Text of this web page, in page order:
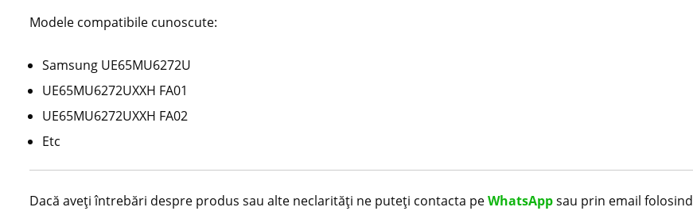
Modele compatibile cunoscute:
Samsung UE65MU6272U
UE65MU6272UXXH FA01
UE65MU6272UXXH FA02
Etc
Dacă aveți întrebări despre produs sau alte neclarități ne puteți contacta peWhatsAppsau prin email folosind